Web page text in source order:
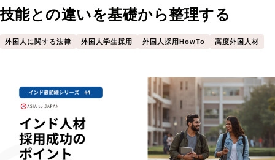
技能との違いを基礎から整理する
外国人に関する法律 外国人学生採用 外国人採用HowTo 高度外国人材